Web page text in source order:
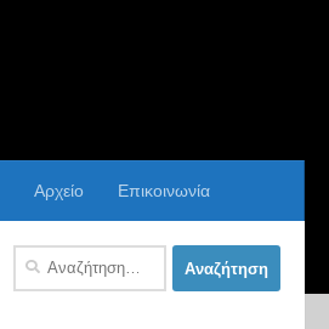
Αρχείο Επικοινωνία
Αναζήτηση